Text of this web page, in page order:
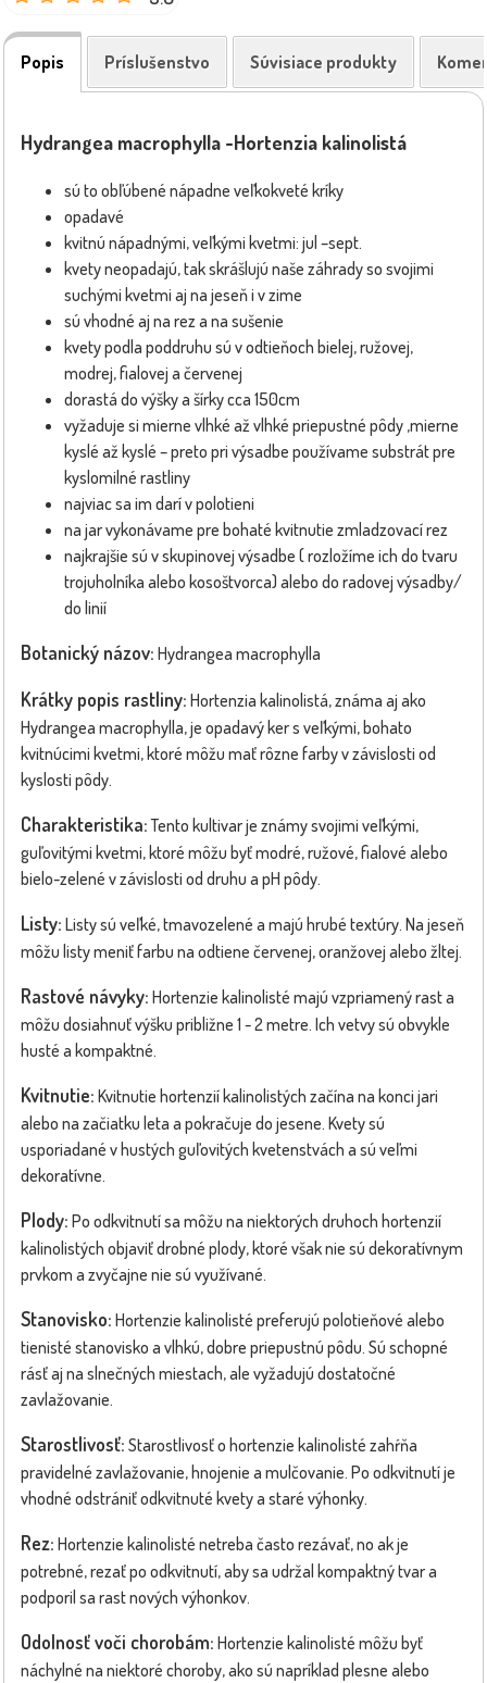
Popis Príslušenstvo Súvisiace produkty
Hydrangea macrophylla -Hortenzia kalinolistá
sú to obľúbené nápadne veľkokveté kríky
opadavé
kvitnú nápadnými, veľkými kvetmi: jul –sept.
kvety neopadajú, tak skrášlujú naše záhrady so svojimi
suchými kvetmi aj na jeseň i v zime
sú vhodné aj na rez a na sušenie
kvety podla poddruhu sú v odtieňoch bielej, ružovej,
modrej, fialovej a červenej
dorastá do výšky a šírky cca 150cm
vyžaduje si mierne vlhké až vlhké priepustné pôdy ,mierne
kyslé až kyslé – preto pri výsadbe používame substrát pre
kyslomilné rastliny
najviac sa im darí v polotieni
na jar vykonávame pre bohaté kvitnutie zmladzovací rez
najkrajšie sú v skupinovej výsadbe ( rozložíme ich do tvaru
trojuholníka alebo kosoštvorca) alebo do radovej výsadby/
do linií
Botanický názov: Hydrangea macrophylla
Krátky popis rastliny: Hortenzia kalinolistá, známa aj ako
Hydrangea macrophylla, je opadavý ker s veľkými, bohato
kvitnúcimi kvetmi, ktoré môžu mať rôzne farby v závislosti od
kyslosti pôdy.
Charakteristika:Tento kultivar je známy svojimi veľkými,
guľovitými kvetmi, ktoré môžu byť modré, ružové, fialové alebo
bielo-zelené v závislosti od druhu a pH pôdy.
Listy: Listy sú veľké, tmavozelené a majú hrubé textúry. Na jeseň
môžu listy meniť farbu na odtiene červenej, oranžovej alebo žltej.
Rastové návyky: Hortenzie kalinolisté majú vzpriamený rast a
môžu dosiahnuť výšku približne 1 - 2 metre. Ich vetvy sú obvykle
husté a kompaktné.
Kvitnutie: Kvitnutie hortenzií kalinolistých začína na konci jari
alebo na začiatku leta a pokračuje do jesene. Kvety sú
usporiadané v hustých guľovitých kvetenstvách a sú veľmi
dekoratívne.
Plody: Po odkvitnutí sa môžu na niektorých druhoch hortenzií
kalinolistých objaviť drobné plody, ktoré však nie sú dekoratívnym
prvkom a zvyčajne nie sú využívané.
Stanovisko: Hortenzie kalinolisté preferujú polotieňové alebo
tienisté stanovisko a vlhkú, dobre priepustnú pôdu. Sú schopné
rásť aj na slnečných miestach, ale vyžadujú dostatočné
zavlažovanie.
Starostlivosť: Starostlivosť o hortenzie kalinolisté zahŕňa
pravidelné zavlažovanie, hnojenie a mulčovanie. Po odkvitnutí je
vhodné odstrániť odkvitnuté kvety a staré výhonky.
Rez: Hortenzie kalinolisté netreba často rezávať, no ak je
potrebné, rezať po odkvitnutí, aby sa udržal kompaktný tvar a
podporil sa rast nových výhonkov.
Odolnosť voči chorobám: Hortenzie kalinolisté môžu byť
náchylné na niektoré choroby, ako sú napríklad plesne alebo